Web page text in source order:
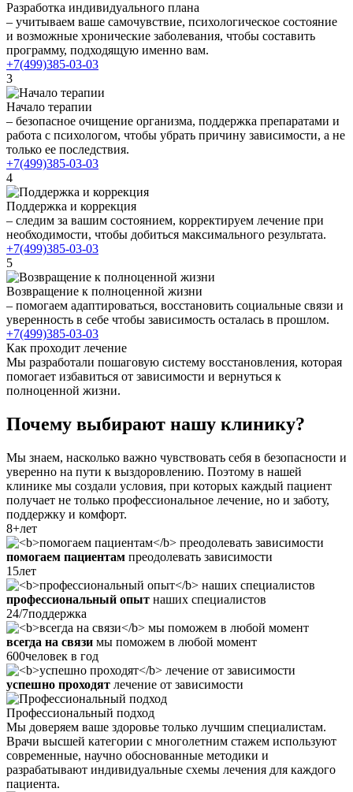
Разработка индивидуального плана
– учитываем ваше самочувствие, психологическое состояние
и возможные хронические заболевания, чтобы составить
программу, подходящую именно вам.
+7(499)385-03-03
3
Начало терапии
– безопасное очищение организма, поддержка препаратами и
работа с психологом, чтобы убрать причину зависимости, а не
только ее последствия.
+7(499)385-03-03
4
Поддержка и коррекция
– следим за вашим состоянием, корректируем лечение при
необходимости, чтобы добиться максимального результата.
+7(499)385-03-03
5
Возвращение к полноценной жизни
– помогаем адаптироваться, восстановить социальные связи и
уверенность в себе чтобы зависимость осталась в прошлом.
+7(499)385-03-03
Как проходит лечение
Мы разработали пошаговую систему восстановления, которая
помогает избавиться от зависимости и вернуться к
полноценной жизни.
Почему выбирают нашу клинику?
Мы знаем, насколько важно чувствовать себя в безопасности и
уверенно на пути к выздоровлению. Поэтому в нашей
клинике мы создали условия, при которых каждый пациент
получает не только профессиональное лечение, но и заботу,
поддержку и комфорт.
8+лет
помогаем пациентам преодолевать зависимости
15лет
профессиональный опыт наших специалистов
24/7поддержка
всегда на связи мы поможем в любой момент
600человек в год
успешно проходят лечение от зависимости
Профессиональный подход
Мы доверяем ваше здоровье только лучшим специалистам.
Врачи высшей категории с многолетним стажем используют
современные, научно обоснованные методики и
разрабатывают индивидуальные схемы лечения для каждого
пациента.